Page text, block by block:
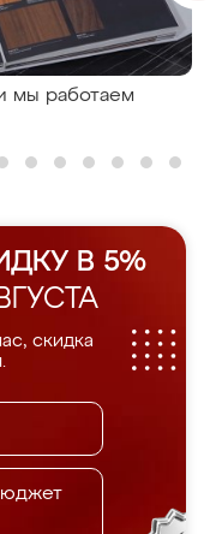
мы работаем
В 5%
скидка